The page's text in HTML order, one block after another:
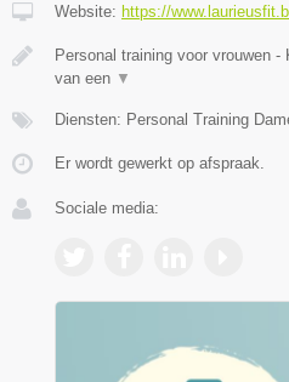
Website: https://
Personal training voor vrouwen
van een ▼
Diensten: Personal Training
Er wordt gewerkt op afspraak.
Sociale media: